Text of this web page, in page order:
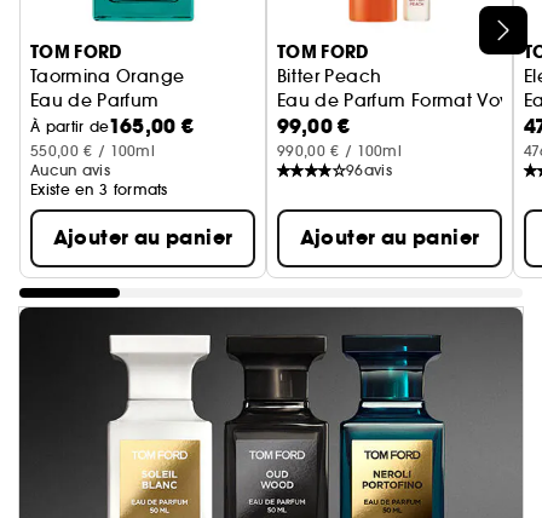
Ignorer le carrousel produits
TOM FORD
Taormina Orange
Eau de Parfum
À partir de165,00 €
550,00 € / 100ml
Aucun avis
Existe en 3 formats
Ajouter au panier
TOM FORD
Bitter Peach
Eau de Parfum Format
99,00 €
990,00 € / 100ml
96avis
Ajouter au panier